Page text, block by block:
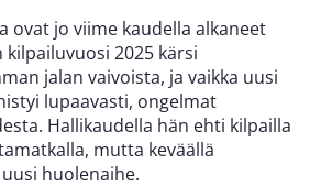
ovat jo viime kaudella alkaneet
2025 kärsi
jalan vaivoista, ja vaikka uusi
lupaavasti, ongelmat
Hallikaudella hän ehti kilpailla
mutta keväällä
huolenaihe.